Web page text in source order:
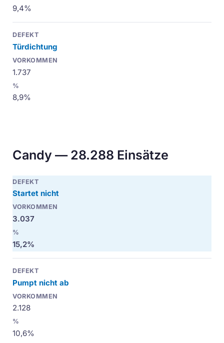
9,4%
Türdichtung
1.737
8,9%
Candy — 28.288 Einsätze
Startet nicht
3.037
15,2%
Pumpt nicht ab
2.128
10,6%